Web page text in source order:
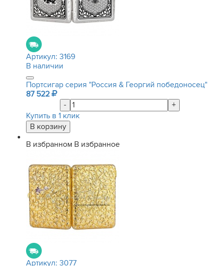
Артикул: 3169
В наличии
Портсигар серия "Россия & Георгий победоносец"
87 522
-
+
Купить в 1 клик
В избранном В избранное
Артикул: 3077